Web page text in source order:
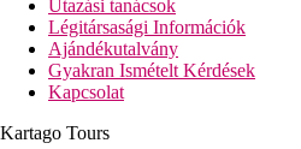
Utazási tanácsok
Légitársasági Információk
Ajándékutalvány
Gyakran Ismételt Kérdések
Kapcsolat
Kartago Tours